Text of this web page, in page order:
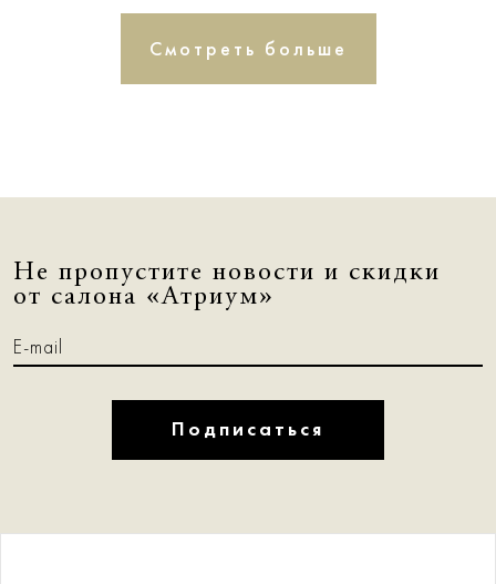
Смотреть больше
Не пропустите новости и скидки
от салона «Атриум»
Подписаться